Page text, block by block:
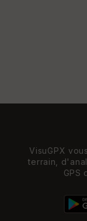
VisuGPX
terrain,
GPS